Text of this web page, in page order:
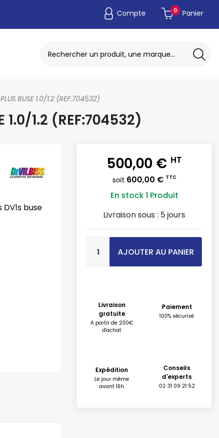
Compte 0 Panier
BUSE 1.0/1.2 (REF:704532)
1.0/1.2 (REF:704532)
buse
500,00 € HT
soit 600,00 € TTC
En stock1 Produit
Livraison sous : 5 jours
AJOUTER AU PANIER
Livraison
gratuite
A partir de 200€
d'achat
Paiement
100% sécurisé
Expédition
Le jour même
avant 16h
Conseils
d'experts
02 31 09 21 52